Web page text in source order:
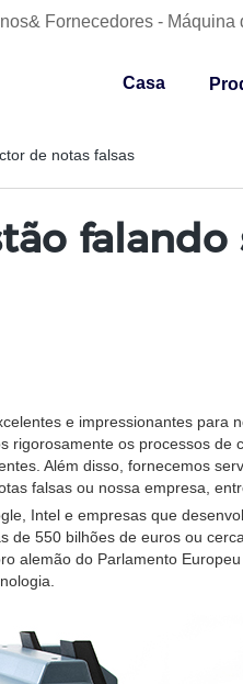
Fornecedores -
Casa
de notas falsas
e impressionantes para
rigorosamente os processos
Além disso, fornecemos
falsas ou nossa empresa,
Intel e empresas que
550 bilhões de euros ou
alemão do Parlamento